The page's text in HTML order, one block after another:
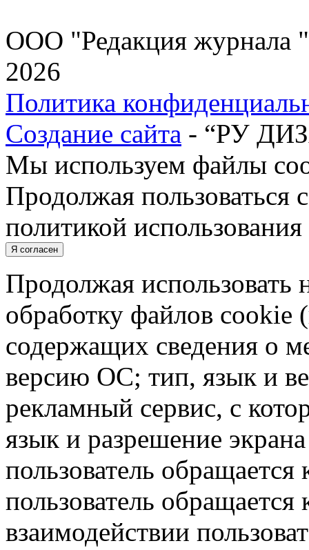
ООО "Редакция журнала
2026
Политика
Создание сайта - “РУ
Мы используем файлы
Продолжая пользоваться
политикой
Я согласен
Продолжая использовать
обработку файлов cookie
содержащих сведения о
версию ОС; тип, язык и
рекламный сервис, с
язык и разрешение
пользователь обращается
пользователь обращается
взаимодействии